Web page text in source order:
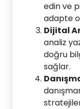
edin ve
adapte
Dijital
analiz
doğru
sağlar.